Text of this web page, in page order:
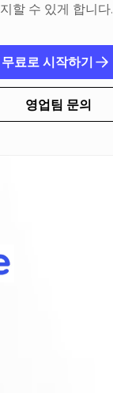
지할 수 있게 합니다.
무료로 시작하기
영업팀 문의